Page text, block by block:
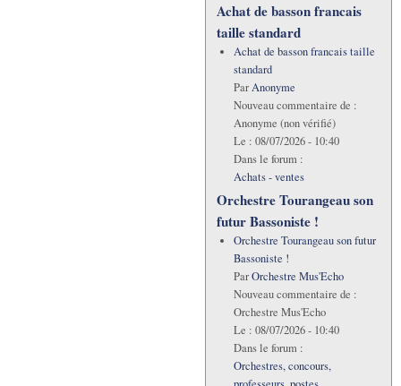
Achat de basson francais
taille standard
Achat de basson francais taille
standard
ParAnonyme
Nouveau commentaire de :
Anonyme (non vérifié)
Le : 08/07/2026 - 10:40
Dans le forum :
Achats - ventes
Orchestre Tourangeau son
futur Bassoniste !
Orchestre Tourangeau son futur
Bassoniste !
ParOrchestre Mus'Echo
Nouveau commentaire de :
Orchestre Mus'Echo
Le : 08/07/2026 - 10:40
Dans le forum :
Orchestres, concours,